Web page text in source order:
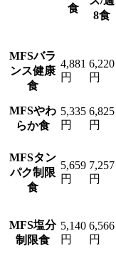
食
8食
MFSバラ
ンス健康
食
4,881
円
6,220
円
MFSやわ
らか食
5,335
円
6,825
円
MFSタン
パク制限
食
5,659
円
7,257
円
MFS塩分
制限食
5,140
円
6,566
円